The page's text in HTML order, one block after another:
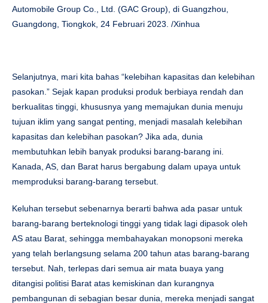
Automobile Group Co., Ltd. (GAC Group), di Guangzhou,
Guangdong, Tiongkok, 24 Februari 2023. /Xinhua
Selanjutnya, mari kita bahas “kelebihan kapasitas dan kelebihan
pasokan.” Sejak kapan produksi produk berbiaya rendah dan
berkualitas tinggi, khususnya yang memajukan dunia menuju
tujuan iklim yang sangat penting, menjadi masalah kelebihan
kapasitas dan kelebihan pasokan? Jika ada, dunia
membutuhkan lebih banyak produksi barang-barang ini.
Kanada, AS, dan Barat harus bergabung dalam upaya untuk
memproduksi barang-barang tersebut.
Keluhan tersebut sebenarnya berarti bahwa ada pasar untuk
barang-barang berteknologi tinggi yang tidak lagi dipasok oleh
AS atau Barat, sehingga membahayakan monopsoni mereka
yang telah berlangsung selama 200 tahun atas barang-barang
tersebut. Nah, terlepas dari semua air mata buaya yang
ditangisi politisi Barat atas kemiskinan dan kurangnya
pembangunan di sebagian besar dunia, mereka menjadi sangat